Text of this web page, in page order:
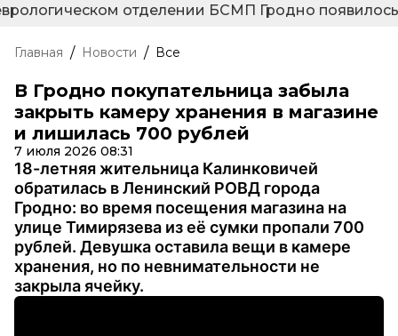
отделении БСМП Гродно появилось
Главная / Новости / Все
В Гродно покупательница забыла
закрыть камеру хранения в магазине
и лишилась 700 рублей
7 июля 2026 08:31
18-летняя жительница Калинковичей
обратилась в Ленинский РОВД города
Гродно: во время посещения магазина на
улице Тимирязева из её сумки пропали 700
рублей. Девушка оставила вещи в камере
хранения, но по невнимательности не
закрыла ячейку.